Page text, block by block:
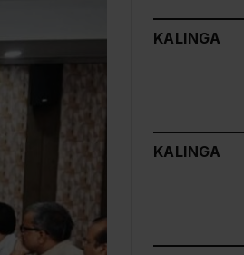
KALINGA
KALINGA